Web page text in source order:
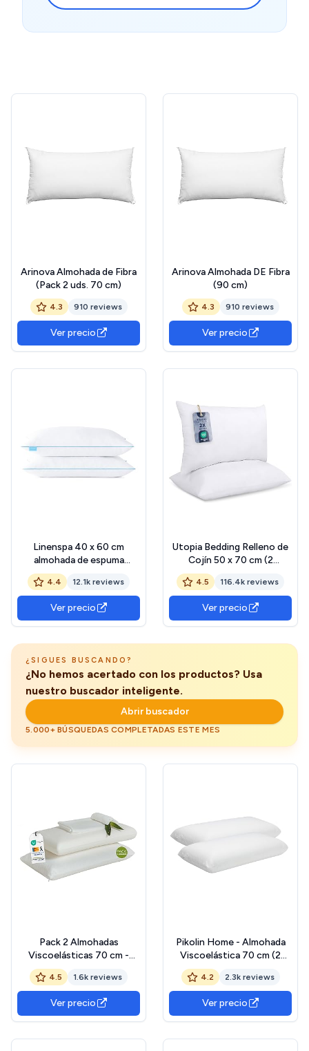
Arinova Almohada de Fibra
(Pack 2 uds. 70 cm)
4.3 910 reviews
Ver precio
Arinova Almohada DE Fibra
(90 cm)
4.3 910 reviews
Ver precio
Linenspa 40 x 60 cm
almohada de espuma
viscoelástica triturada -
Pack de 2 OEKO-TEX
STANDARD 100
4.4 12.1k reviews
Ver precio
Utopia Bedding Relleno de
Cojín 50 x 70 cm (2
Unidades), Fibra Virgen
Siliconada, Almohadas de
Sofá (Blanco) OEKO-TEX
STANDARD 100
4.5 116.4k reviews
Ver precio
¿SIGUES BUSCANDO?
¿No hemos acertado con los productos? Usa
nuestro buscador inteligente.
Abrir buscador
5.000+ BÚSQUEDAS COMPLETADAS ESTE MES
Pack 2 Almohadas
Viscoelásticas 70 cm -
Núcleo Compacto con
Funda Interior + Funda
Lavable con Cremallera -
Memory Foam Adaptable
Cuello - Termorreguladoras
4.5 1.6k reviews
Ver precio
Pikolin Home - Almohada
Viscoelástica 70 cm (2
Unidades), de Hotel -
Adaptabilidad al Cuello,
Hipoalergénica, Firmeza
Alta, para Dormir de Lado,
Doble Funda, Transpirable y
4.2 2.3k reviews
Ver precio